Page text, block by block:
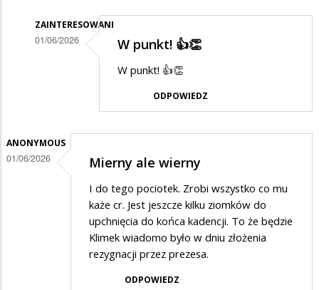
ZAINTERESOWANI
01/06/2026
odpowiedzi
na
prezydenta
W punkt! 👍👏
W punkt! 👍👏
ODPOWIEDZ
ANONYMOUS
01/06/2026 Mierny ale wierny
I do tego pociotek. Zrobi wszystko co mu
każe cr. Jest jeszcze kilku ziomków do
upchnięcia do końca kadencji. To że będzie
Klimek wiadomo było w dniu złożenia
rezygnacji przez prezesa.
ODPOWIEDZ